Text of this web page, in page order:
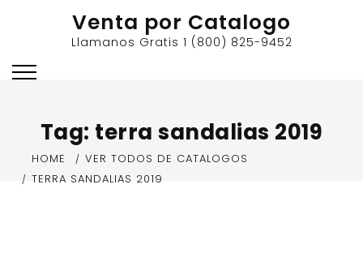
Venta por Catalogo
Llamanos Gratis 1 (800) 825-9452
Tag: terra sandalias 2019
HOME
VER TODOS DE CATALOGOS
TERRA SANDALIAS 2019